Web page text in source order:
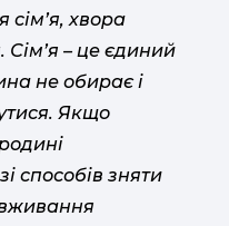
сім’я, хвора
– це єдиний
не обирає і
Якщо
способів зняти
вживання